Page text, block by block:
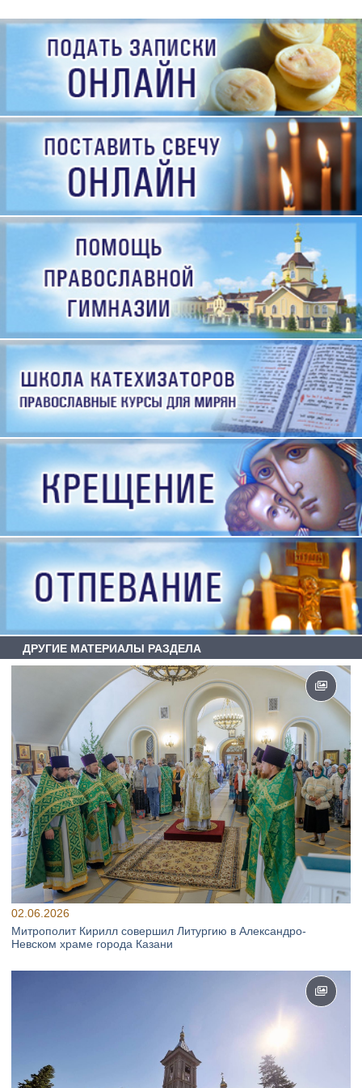
ДРУГИЕ МАТЕРИАЛЫ РАЗДЕЛА
02.06.2026
Митрополит Кирилл совершил Литургию в Александро-
Невском храме города Казани